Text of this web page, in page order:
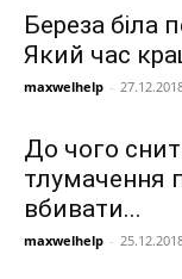
Береза біла
Який час
maxwelhelp -
До чого
тлумачення
вбивати...
maxwelhelp -